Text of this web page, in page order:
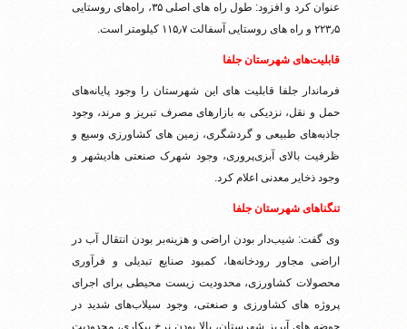
عنوان کرد و افزود: طول راه های اصلی ۳۵، راه‌های روستایی
۲۲۳٫۵ و راه های روستایی آسفالت ۱۱۵٫۷ کیلومتر است.
قابلیت‌های شهرستان جلفا
فرماندار جلفا قابلیت های این شهرستان را وجود پایانه‌های
حمل و نقل، نزدیکی به بازارهای مصرف تبریز و مرند، وجود
جاذبه‌های طبیعی و گردشگری، زمین های کشاورزی وسیع و
ظرفیت بالای آبزی‌پروری، وجود شهرک صنعتی هادیشهر و
وجود ذخایر معدنی اعلام کرد.
تنگناهای شهرستان جلفا
وی گفت: شیب‌دار بودن اراضی و هزینه‌بر بودن انتقال آب در
اراضی مجاور رودخانه‌ها، کمبود صنایع تبدیلی و فرآوری
محصولات کشاورزی، محدودیت زیست محیطی برای اجرای
پروژه های کشاورزی و صنعتی، وجود سیلاب‌های شدید در
حوضه های آبریز شهرستان، بالا بودن نرخ بیکاری، محدودیت